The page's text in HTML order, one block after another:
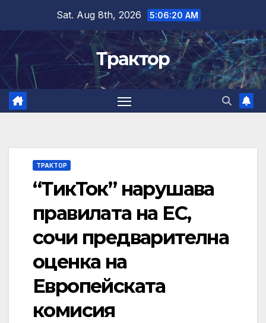
content
Sat. Aug 8th, 2026 5:06:20 AM
Трактор
ТРАКТОР
“ТикТок” нарушава
правилата на ЕС,
сочи предварителна
оценка на
Европейската
комисия